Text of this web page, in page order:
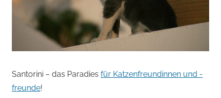
Santorini – das Paradies für Katzenfreundinnen und -
freunde!